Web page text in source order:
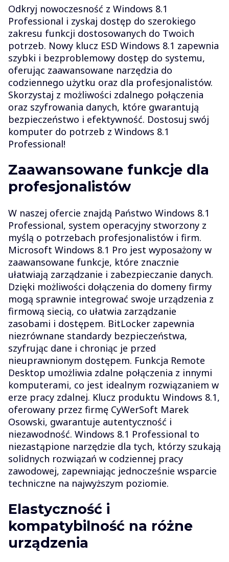
Odkryj nowoczesność z Windows 8.1
Professional i zyskaj dostęp do szerokiego
zakresu funkcji dostosowanych do Twoich
potrzeb. Nowy klucz ESD Windows 8.1 zapewnia
szybki i bezproblemowy dostęp do systemu,
oferując zaawansowane narzędzia do
codziennego użytku oraz dla profesjonalistów.
Skorzystaj z możliwości zdalnego połączenia
oraz szyfrowania danych, które gwarantują
bezpieczeństwo i efektywność. Dostosuj swój
komputer do potrzeb z Windows 8.1
Professional!
Zaawansowane funkcje dla
profesjonalistów
W naszej ofercie znajdą Państwo Windows 8.1
Professional, system operacyjny stworzony z
myślą o potrzebach profesjonalistów i firm.
Microsoft Windows 8.1 Pro jest wyposażony w
zaawansowane funkcje, które znacznie
ułatwiają zarządzanie i zabezpieczanie danych.
Dzięki możliwości dołączenia do domeny firmy
mogą sprawnie integrować swoje urządzenia z
firmową siecią, co ułatwia zarządzanie
zasobami i dostępem. BitLocker zapewnia
niezrównane standardy bezpieczeństwa,
szyfrując dane i chroniąc je przed
nieuprawnionym dostępem. Funkcja Remote
Desktop umożliwia zdalne połączenia z innymi
komputerami, co jest idealnym rozwiązaniem w
erze pracy zdalnej. Klucz produktu Windows 8.1,
oferowany przez firmę CyWerSoft Marek
Osowski, gwarantuje autentyczność i
niezawodność. Windows 8.1 Professional to
niezastąpione narzędzie dla tych, którzy szukają
solidnych rozwiązań w codziennej pracy
zawodowej, zapewniając jednocześnie wsparcie
techniczne na najwyższym poziomie.
Elastyczność i
kompatybilność na różne
urządzenia